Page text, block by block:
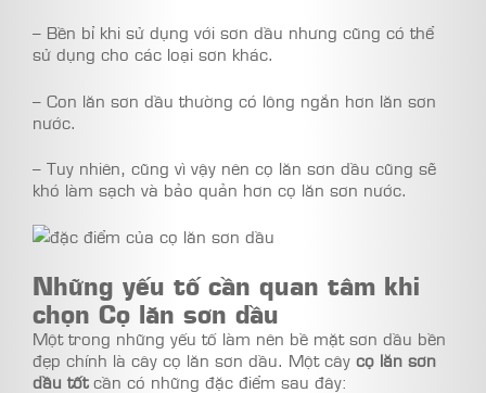
– Bền bỉ khi sử dụng với sơn dầu nhưng cũng có thể
sử dụng cho các loại sơn khác.
– Con lăn sơn dầu thường có lông ngắn hơn lăn sơn
nước.
– Tuy nhiên, cũng vì vậy nên cọ lăn sơn dầu cũng sẽ
khó làm sạch và bảo quản hơn cọ lăn sơn nước.
Những yếu tố cần quan tâm khi
chọn Cọ lăn sơn dầu
Một trong những yếu tố làm nên bề mặt sơn dầu bền
đẹp chính là cây cọ lăn sơn dầu. Một cây cọ lăn sơn
dầu tốtcần có những đặc điểm sau đây: